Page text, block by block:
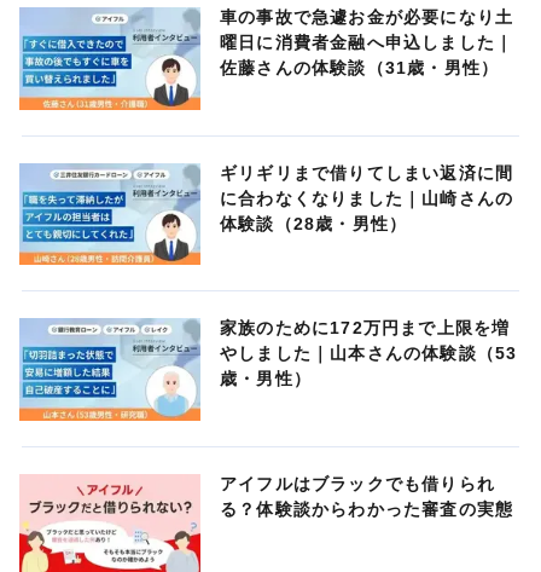
車の事故で急遽お金が必要になり土
曜日に消費者金融へ申込しました｜
佐藤さんの体験談（31歳・男性）
ギリギリまで借りてしまい返済に間
に合わなくなりました｜山崎さんの
体験談（28歳・男性）
家族のために172万円まで上限を増
やしました｜山本さんの体験談（53
歳・男性）
アイフルはブラックでも借りられ
る？体験談からわかった審査の実態